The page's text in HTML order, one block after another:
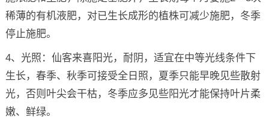
稀薄的有机液肥，对已生长成形的植株可减少施肥，冬季
停止施肥。
4、光照：仙客来喜阳光，耐阴，适宜在中等光线条件下
生长，春季、秋季可接受全日照，夏季只能早晚见些散射
光，否则叶尖会干枯，冬季应多见些阳光才能保持叶片柔
嫩、鲜绿。